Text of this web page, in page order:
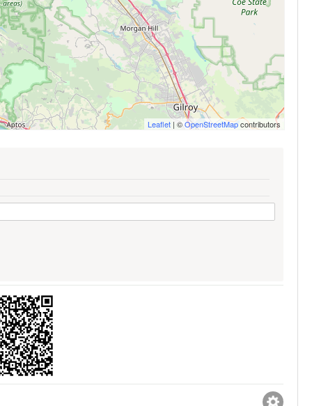
Leaflet | ©OpenStreetMapcontributors